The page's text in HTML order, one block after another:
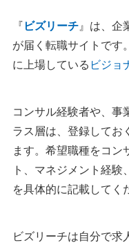
『 ビズリーチ 』は、企
が届く転職サイトです
に上場している ビジョ
コンサル経験者や、事
ラス層は、登録してお
ます。希望職種をコン
ト、マネジメント経
を具体的に記載してく
ビズリーチは自分で求